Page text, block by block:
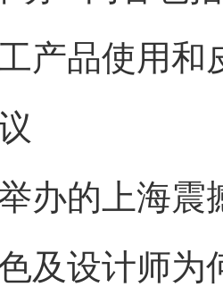
产品使用和
办的上海震
及设计师为